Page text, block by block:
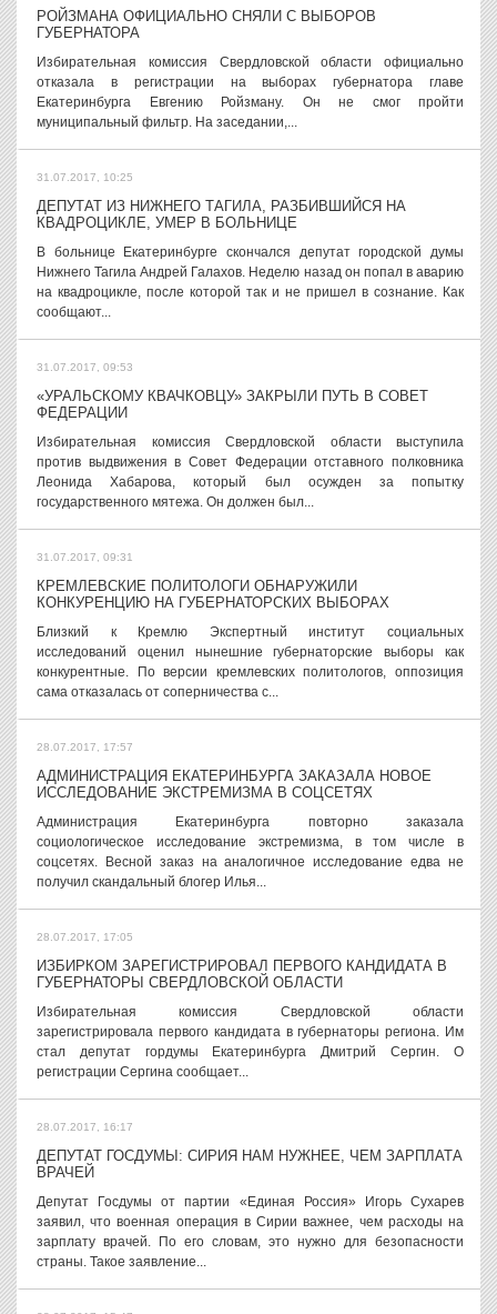
РОЙЗМАНА ОФИЦИАЛЬНО СНЯЛИ С ВЫБОРОВ
ГУБЕРНАТОРА
Избирательная комиссия Свердловской области официально
отказала в регистрации на выборах губернатора главе
Екатеринбурга Евгению Ройзману. Он не смог пройти
муниципальный фильтр. На заседании,...
31.07.2017, 10:25
ДЕПУТАТ ИЗ НИЖНЕГО ТАГИЛА, РАЗБИВШИЙСЯ НА
КВАДРОЦИКЛЕ, УМЕР В БОЛЬНИЦЕ
В больнице Екатеринбурге скончался депутат городской думы
Нижнего Тагила Андрей Галахов. Неделю назад он попал в аварию
на квадроцикле, после которой так и не пришел в сознание. Как
сообщают...
31.07.2017, 09:53
«УРАЛЬСКОМУ КВАЧКОВЦУ» ЗАКРЫЛИ ПУТЬ В СОВЕТ
ФЕДЕРАЦИИ
Избирательная комиссия Свердловской области выступила
против выдвижения в Совет Федерации отставного полковника
Леонида Хабарова, который был осужден за попытку
государственного мятежа. Он должен был...
31.07.2017, 09:31
КРЕМЛЕВСКИЕ ПОЛИТОЛОГИ ОБНАРУЖИЛИ
КОНКУРЕНЦИЮ НА ГУБЕРНАТОРСКИХ ВЫБОРАХ
Близкий к Кремлю Экспертный институт социальных
исследований оценил нынешние губернаторские выборы как
конкурентные. По версии кремлевских политологов, оппозиция
сама отказалась от соперничества с...
28.07.2017, 17:57
АДМИНИСТРАЦИЯ ЕКАТЕРИНБУРГА ЗАКАЗАЛА НОВОЕ
ИССЛЕДОВАНИЕ ЭКСТРЕМИЗМА В СОЦСЕТЯХ
Администрация Екатеринбурга повторно заказала
социологическое исследование экстремизма, в том числе в
соцсетях. Весной заказ на аналогичное исследование едва не
получил скандальный блогер Илья...
28.07.2017, 17:05
ИЗБИРКОМ ЗАРЕГИСТРИРОВАЛ ПЕРВОГО КАНДИДАТА В
ГУБЕРНАТОРЫ СВЕРДЛОВСКОЙ ОБЛАСТИ
Избирательная комиссия Свердловской области
зарегистрировала первого кандидата в губернаторы региона. Им
стал депутат гордумы Екатеринбурга Дмитрий Сергин. О
регистрации Сергина сообщает...
28.07.2017, 16:17
ДЕПУТАТ ГОСДУМЫ: СИРИЯ НАМ НУЖНЕЕ, ЧЕМ ЗАРПЛАТА
ВРАЧЕЙ
Депутат Госдумы от партии «Единая Россия» Игорь Сухарев
заявил, что военная операция в Сирии важнее, чем расходы на
зарплату врачей. По его словам, это нужно для безопасности
страны. Такое заявление...